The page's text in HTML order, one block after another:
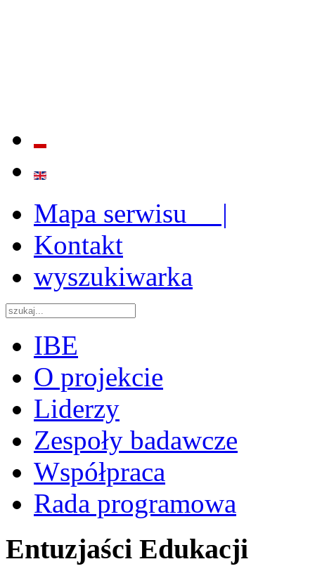
Mapa serwisu |
Kontakt
wyszukiwarka
IBE
O projekcie
Liderzy
Zespoły badawcze
Współpraca
Rada programowa
Entuzjaści Edukacji